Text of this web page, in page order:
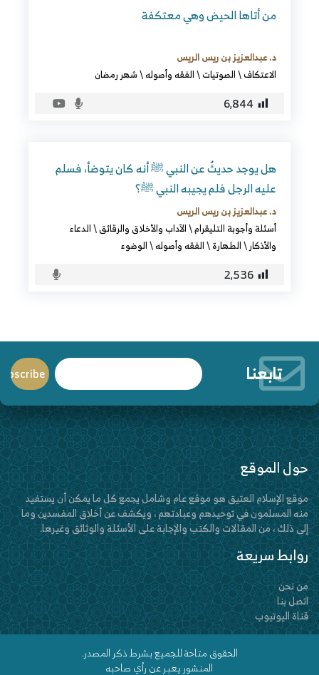
من أتاها الحيض وهي معتكفة
د. عبدالعزيز بن ريس الريس
الاعتكاف\الصوتيات\الفقه وأصوله\شهر رمضان
6٬844
هل يوجد حديثٌ عن النبي ﷺ أنه كان يتوضأ، فسلم
عليه الرجل فلم يجيبه النبي ﷺ؟
د. عبدالعزيز بن ريس الريس
أسئلة وأجوبة التليقرام\الآداب والأخلاق والرقائق\الدعاء
والأذكار\الطهارة\الفقه وأصوله\الوضوء
2٬536
تابعنا
حول الموقع
موقع الإسلام العتيق هو موقع عام وشامل يجمع كل ما يمكن أن يستفيد
منه المسلمون في توحيدهم وعبادتهم ، ويكشف عن أخلاق المفسدين وما
إلى ذلك ، من المقالات والكتب والإجابة على الأسئلة والوثائق وغيرها.
روابط سريعة
من نحن
اتصل بنا
قناة اليوتيوب
الحقوق متاحة للجميع بشرط ذكر المصدر.
المنشور يعبر عن رأي صاحبه